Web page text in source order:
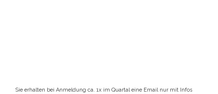
Sie erhalten bei Anmeldung ca. 1x im Quartal eine Email nur mit Infos